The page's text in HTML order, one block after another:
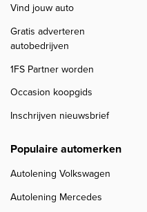
Vind jouw auto
Gratis adverteren
autobedrijven
1FS Partner worden
Occasion koopgids
Inschrijven nieuwsbrief
Populaire automerken
Autolening Volkswagen
Autolening Mercedes